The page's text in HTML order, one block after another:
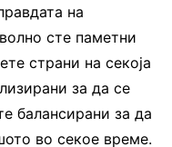
на
сте паметни
страни на секоја
за да се
балансирани за да
во секое време.